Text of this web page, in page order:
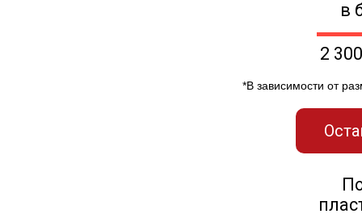
в
2
*В зависимости от